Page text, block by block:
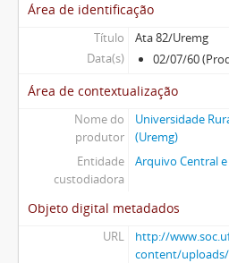
Área de identificação
Título
Ata 82/Uremg
Data(s)
02/07/60
Área de contextualização
Nome do
produtor
Universidade
(Uremg)
Entidade
custodiadora
Arquivo Central e
Objeto digital metadados
URL
http://
content/uploads/